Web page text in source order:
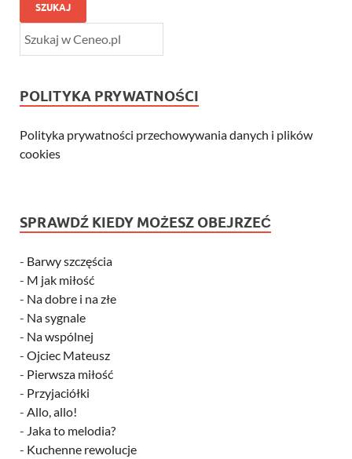
SZUKAJ
POLITYKA PRYWATNOŚCI
Polityka prywatności przechowywania danych i plików
cookies
SPRAWDŹ KIEDY MOŻESZ OBEJRZEĆ
- Barwy szczęścia
- M jak miłość
- Na dobre i na złe
- Na sygnale
- Na wspólnej
- Ojciec Mateusz
- Pierwsza miłość
- Przyjaciółki
- Allo, allo!
- Jaka to melodia?
- Kuchenne rewolucje